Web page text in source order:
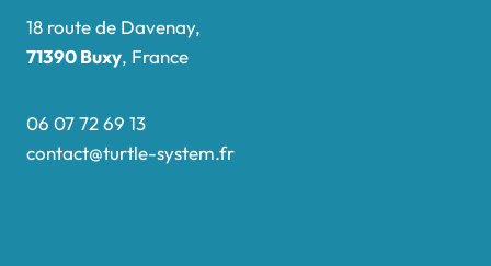
18 route de Davenay,
71390 Buxy, France
06 07 72 69 13
contact@turtle-system.fr